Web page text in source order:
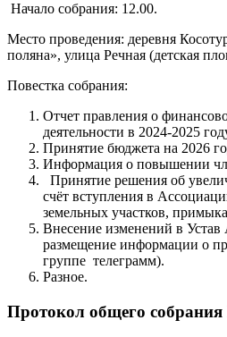
Начало собрания: 12.00.
Место проведения: деревня
поляна», улица Речная (детская
Повестка собрания:
Отчет правления о
деятельности в 2024-2025
Принятие бюджета на 2026
Информация о повышении
Принятие решения об
счёт вступления в
земельных участков,
Внесение изменений в
размещение информации о
группе телеграмм).
Разное.
Протокол общего